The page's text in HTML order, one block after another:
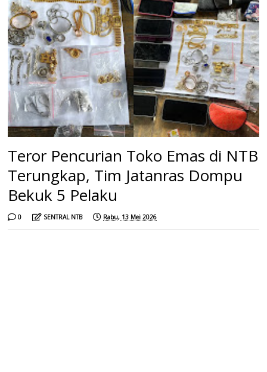
Teror Pencurian Toko Emas di NTB
Terungkap, Tim Jatanras Dompu
Bekuk 5 Pelaku
0 SENTRAL NTB Rabu, 13 Mei 2026